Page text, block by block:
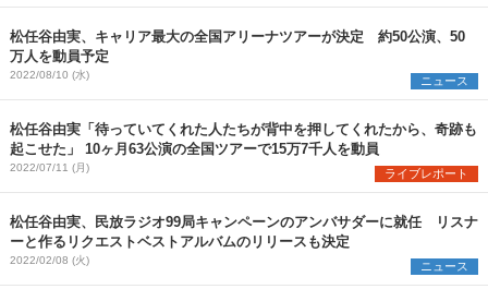
松任谷由実、キャリア最大の全国アリーナツアーが決定 約50公演、50
万人を動員予定
2022/08/10 (水) ニュース
松任谷由実「待っていてくれた人たちが背中を押してくれたから、奇跡も
起こせた」 10ヶ月63公演の全国ツアーで15万7千人を動員
2022/07/11 (月) ライブレポート
松任谷由実、民放ラジオ99局キャンペーンのアンバサダーに就任 リスナ
ーと作るリクエストベストアルバムのリリースも決定
2022/02/08 (火) ニュース